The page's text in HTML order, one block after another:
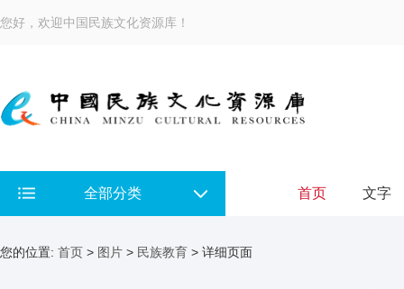
您好，欢迎中国民族文化资源库！
全部分类 首页 文字
您的位置: 首页 > 图片 > 民族教育 > 详细页面